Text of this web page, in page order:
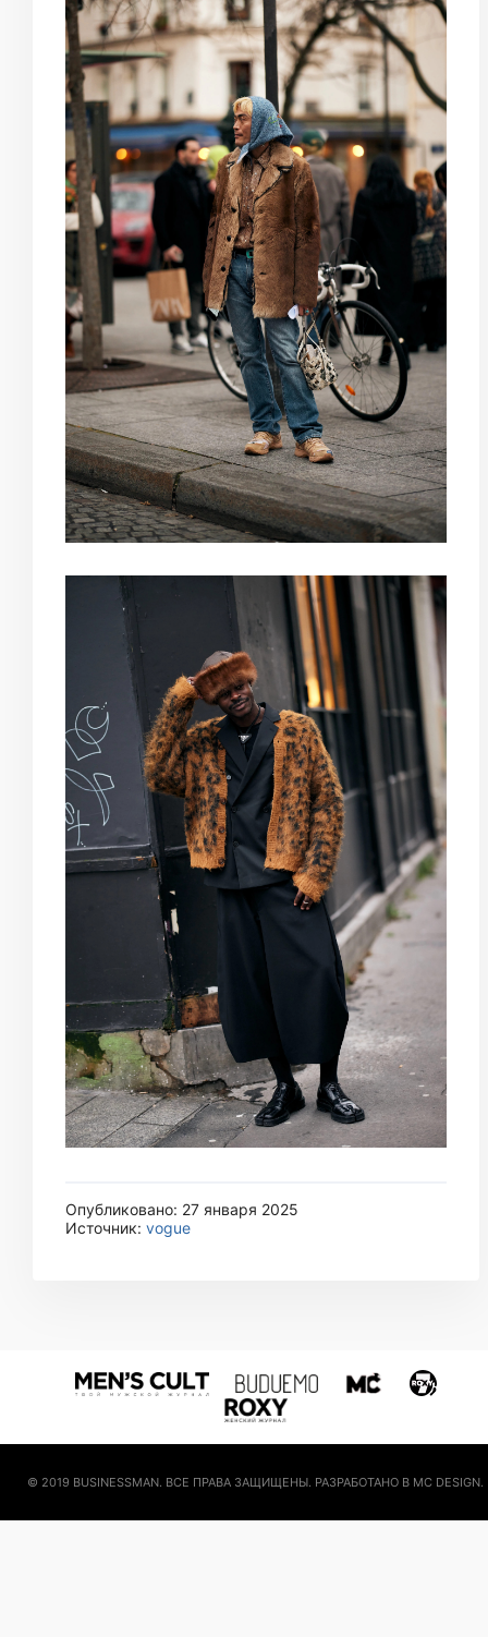
Опубликовано: 27 января 2025
Источник: vogue
© 2019 BUSINESSMAN. ВСЕ ПРАВА ЗАЩИЩЕНЫ. РАЗРАБОТАНО В MC DESIGN.